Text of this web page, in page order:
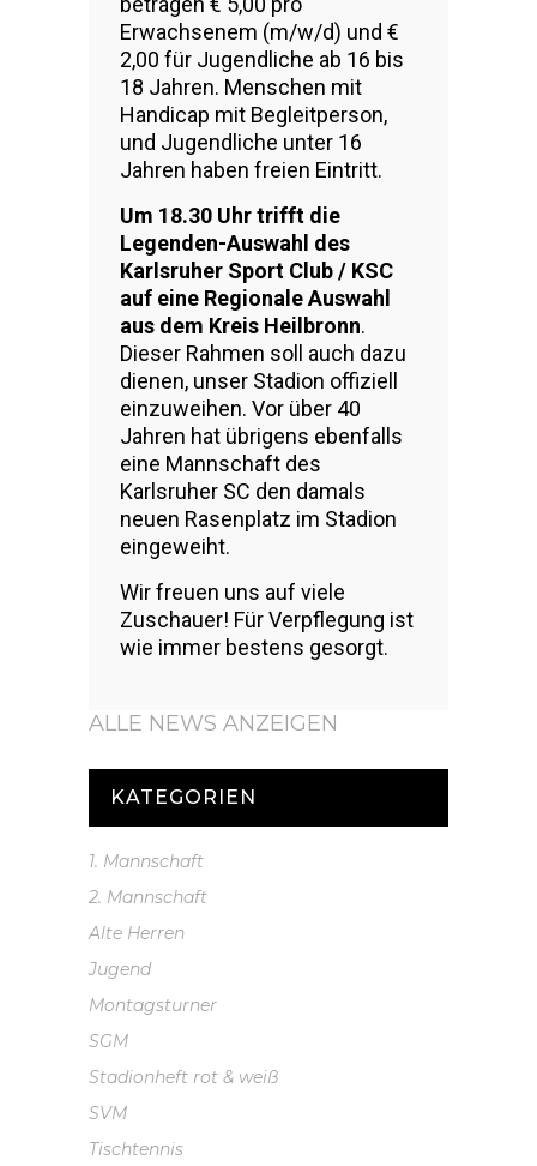
Erwachsenem (m/w/d) und €
2,00 für Jugendliche ab 16 bis
18 Jahren. Menschen mit
Handicap mit Begleitperson,
und Jugendliche unter 16
Jahren haben freien Eintritt.
Um 18.30 Uhr trifft die
Legenden-Auswahl des
Karlsruher Sport Club / KSC
auf eine Regionale Auswahl
aus dem Kreis Heilbronn.
Dieser Rahmen soll auch dazu
dienen, unser Stadion offiziell
einzuweihen. Vor über 40
Jahren hat übrigens ebenfalls
eine Mannschaft des
Karlsruher SC den damals
neuen Rasenplatz im Stadion
eingeweiht.
Wir freuen uns auf viele
Zuschauer! Für Verpflegung ist
wie immer bestens gesorgt.
ALLE NEWS ANZEIGEN
KATEGORIEN
1. Mannschaft
2. Mannschaft
Alte Herren
Jugend
Montagsturner
SGM
Stadionheft rot & weiß
SVM
Tischtennis